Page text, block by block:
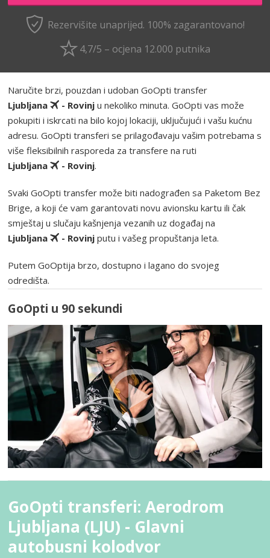
Rezervišite unaprijed. 100% zagarantovano!
4,7/5 – ocjena 12.000 putnika
Naručite brzi, pouzdan i udoban GoOpti transfer
Ljubljana
- Rovinj u nekoliko minuta. GoOpti vas može
pokupiti i iskrcati na bilo kojoj lokaciji, uključujući i vašu kućnu
adresu. GoOpti transferi se prilagođavaju vašim potrebama s
više fleksibilnih rasporeda za transfere na ruti
Ljubljana
- Rovinj.
Svaki GoOpti transfer može biti nadograđen sa Paketom Bez
Brige, a koji će vam garantovati novu avionsku kartu ili čak
smještaj u slučaju kašnjenja vezanih uz događaj na
Ljubljana
- Rovinj putu i vašeg propuštanja leta.
Putem GoOptija brzo, dostupno i lagano do svojeg
odredišta.
GoOpti u 90 sekundi
GoOpti transferi: Aerodrom
Ljubljana (LJU) - Glavni
autobusni kolodvor